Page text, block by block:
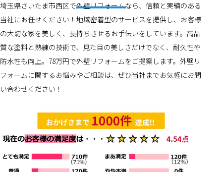
埼玉県さいたま市西区で外壁リフォームなら、信頼と実績のある
当社にお任せください！地域密着型のサービスを提供し、お客様
の大切な家を美しく、長持ちさせるお手伝いをしています。高品
質な塗料と熟練の技術で、見た目の美しさだけでなく、耐久性や
防水性も向上。78万円で外壁リフォームをご提案します。外壁リ
フォームに関するお悩みやご相談は、ぜひ当社までお気軽にお問
い合わせください！